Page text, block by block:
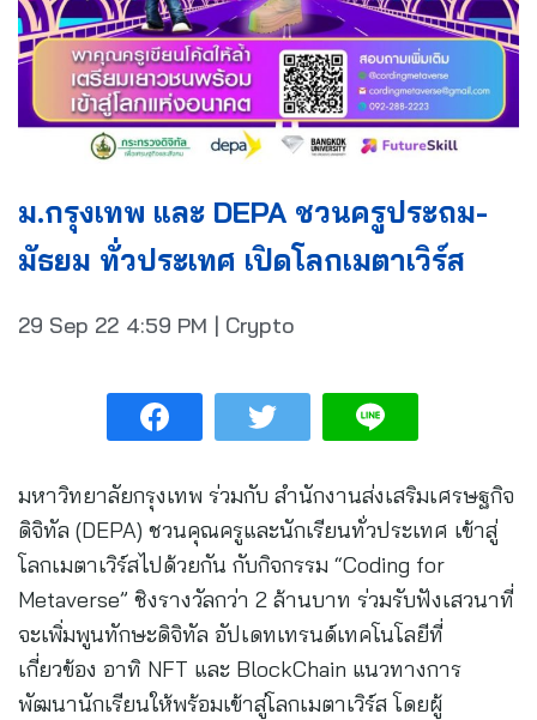
ม.กรุงเทพ และ DEPA ชวนครูประถม-
มัธยม ทั่วประเทศ เปิดโลกเมตาเวิร์ส
29 Sep 22 4:59 PM | Crypto
มหาวิทยาลัยกรุงเทพ ร่วมกับ สำนักงานส่งเสริมเศรษฐกิจ
ดิจิทัล (DEPA) ชวนคุณครูและนักเรียนทั่วประเทศ เข้าสู่
โลกเมตาเวิร์สไปด้วยกัน กับกิจกรรม “Coding for
Metaverse” ชิงรางวัลกว่า 2 ล้านบาท ร่วมรับฟังเสวนาที่
จะเพิ่มพูนทักษะดิจิทัล อัปเดทเทรนด์เทคโนโลยีที่
เกี่ยวข้อง อาทิ NFT และ BlockChain แนวทางการ
พัฒนานักเรียนให้พร้อมเข้าสู่โลกเมตาเวิร์ส โดยผู้